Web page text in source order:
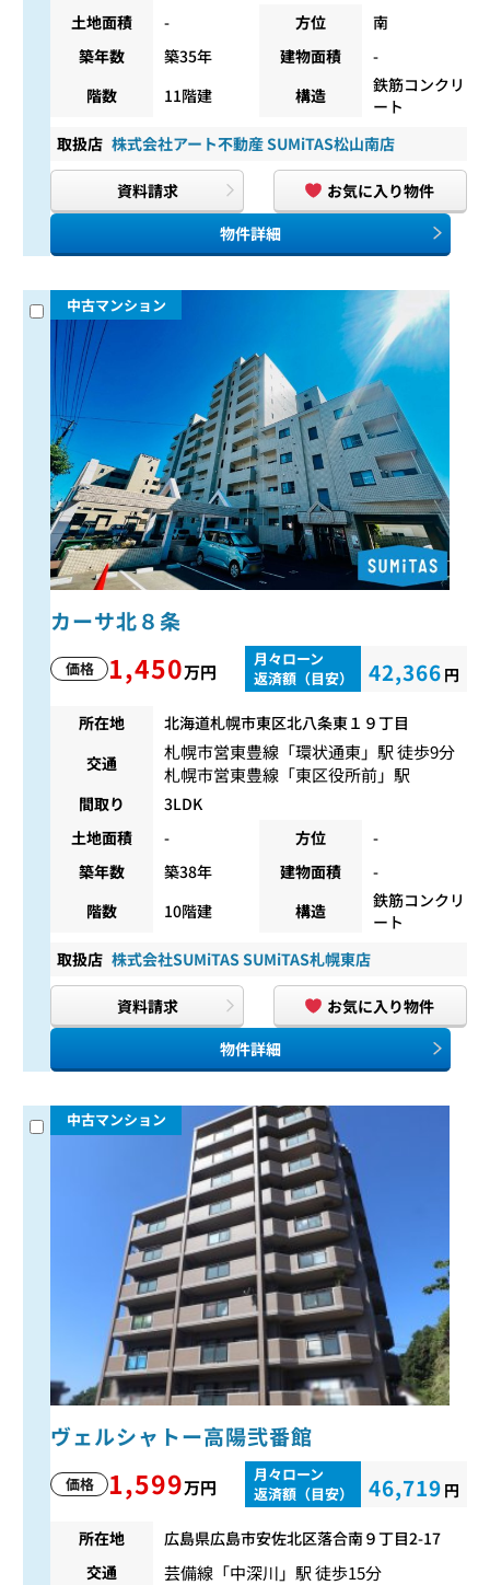
土地面積
- 方位
南
築年数
築35年 建物面積
-
階数
11階建 構造
鉄筋コンクリ
ート
取扱店 株式会社アート不動産 SUMiTAS松山南店
資料請求
お気に入り物件
物件詳細
中古マンション
カーサ北８条
価格 1,450万円
月々ローン
返済額（目安）
42,366 円
所在地
北海道札幌市東区北八条東１９丁目
交通
札幌市営東豊線 「環状通東 」駅 徒歩9分
札幌市営東豊線 「東区役所前」駅
間取り
3LDK
土地面積
- 方位
-
築年数
築38年 建物面積
-
階数
10階建 構造
鉄筋コンクリ
ート
取扱店 株式会社SUMiTAS SUMiTAS札幌東店
資料請求
お気に入り物件
物件詳細
中古マンション
ヴェルシャトー高陽弐番館
価格 1,599万円
月々ローン
返済額（目安）
46,719 円
所在地
広島県広島市安佐北区落合南９丁目2-17
交通
芸備線 「中深川 」駅 徒歩15分